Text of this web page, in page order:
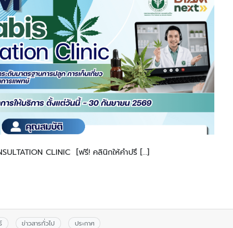
CLINIC [ฟรี! คลินิกให้คำปรึ […]
ข่าวสารทั่วไป ประกาศ